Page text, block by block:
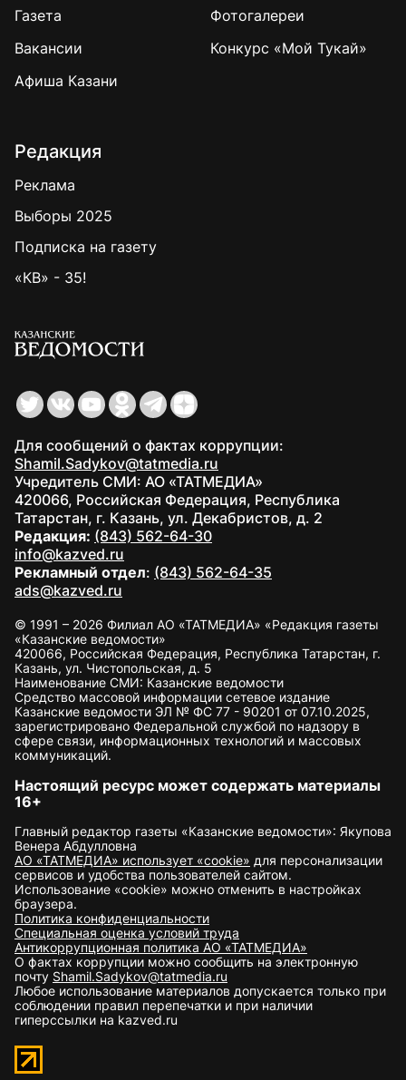
Газета
Фотогалереи
Вакансии
Конкурс «Мой Тукай»
Афиша Казани
Редакция
Реклама
Выборы 2025
Подписка на газету
«КВ» - 35!
Для сообщений о фактах коррупции:
Shamil.Sadykov@tatmedia.ru
Учредитель СМИ: АО «ТАТМЕДИА»
420066, Российская Федерация, Республика
Татарстан, г. Казань, ул. Декабристов, д. 2
Редакция: (843) 562-64-30
info@kazved.ru
Рекламный отдел: (843) 562-64-35
ads@kazved.ru
© 1991 – 2026 Филиал АО «ТАТМЕДИА» «Редакция газеты
«Казанские ведомости»
420066, Российская Федерация, Республика Татарстан, г.
Казань, ул. Чистопольская, д. 5
Наименование СМИ: Казанские ведомости
Средство массовой информации сетевое издание
Казанские ведомости ЭЛ № ФС 77 - 90201 от 07.10.2025,
зарегистрировано Федеральной службой по надзору в
сфере связи, информационных технологий и массовых
коммуникаций.
Настоящий ресурс может содержать материалы
16+
Главный редактор газеты «Казанские ведомости»: Якупова
Венера Абдулловна
АО «ТАТМЕДИА» использует «cookie» для персонализации
сервисов и удобства пользователей сайтом.
Использование «cookie» можно отменить в настройках
браузера.
Политика конфиденциальности
Специальная оценка условий труда
Антикоррупционная политика АО «ТАТМЕДИА»
О фактах коррупции можно сообщить на электронную
почту Shamil.Sadykov@tatmedia.ru
Любое использование материалов допускается только при
соблюдении правил перепечатки и при наличии
гиперссылки на kazved.ru